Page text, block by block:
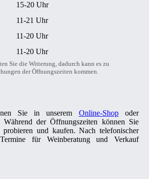
15-20 Uhr
11-21 Uhr
11-20 Uhr
11-20 Uhr
Sie die Witterung, dadurch kann es zu
der Öffnungszeiten kommen.
Sie in unserem Online-Shopoder
Während der Öffnungszeiten können Sie
und kaufen. Nach telefonischer
für Weinberatung und Verkauf